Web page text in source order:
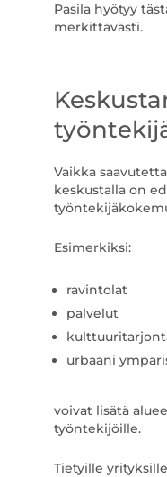
Pasila hyötyy
merkittävästi.
Vaikka
keskustalla on
Esimerkiksi:
ravintolat
palvelut
urbaani
voivat lisätä
työntekijöille.
Tietyille